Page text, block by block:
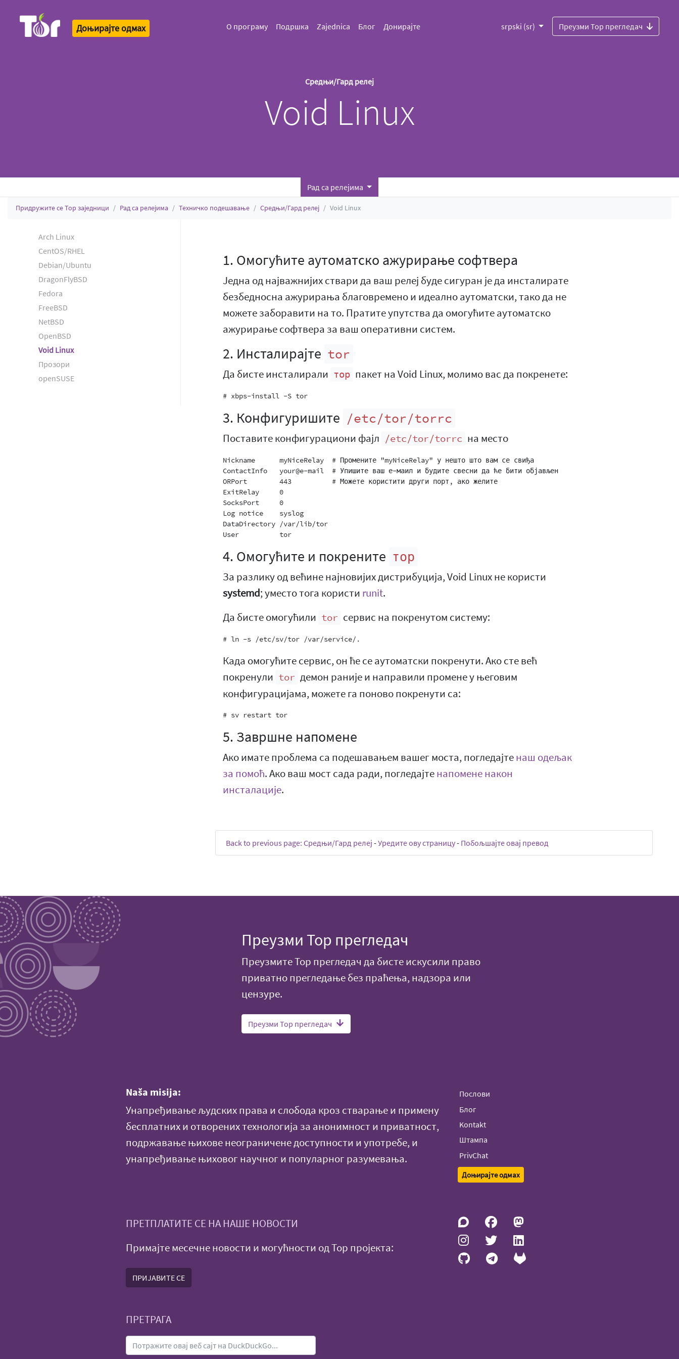
Доњирајте одмах О програму Подршка Zajednica Блог Донирајте srpski (sr) Преузми Тор прегледач
Средњи/Гард релеј
Void Linux
Рад са релејима
Придружите се Тор заједници Рад са релејима Техничко подешавање Средњи/Гард релеј Void Linux
Arch Linux
CentOS/RHEL
Debian/Ubuntu
DragonFlyBSD
Fedora
FreeBSD
NetBSD
OpenBSD
Void Linux
Прозори
openSUSE
1. Омогућите аутоматско ажурирање софтвера
Једна од најважнијих ствари да ваш релеј буде сигуран је да инсталирате
безбедносна ажурирања благовремено и идеално аутоматски, тако да не
можете заборавити на то. Пратите упутства да омогућите аутоматско
ажурирање софтвера за ваш оперативни систем.
2. Инсталирајте tor
Да бисте инсталирали тор пакет на Void Linux, молимо вас да покренете:
# xbps-install -S tor
3. Конфигуришите /etc/tor/torrc
Поставите конфигурациони фајл /etc/tor/torrc на место
Nickname      myNiceRelay  # Промените "myNiceRelay" у нешто што вам се свиђа
ContactInfo   your@e-mail  # Упишите ваш е-маил и будите свесни да ће бити објављен
ORPort        443          # Можете користити други порт, ако желите
ExitRelay     0
SocksPort     0
Log notice    syslog
DataDirectory /var/lib/tor
User          tor
4. Омогућите и покрените тор
За разлику од већине најновијих дистрибуција, Void Linux не користи
systemd; уместо тога користи runit.
Да бисте омогућили tor сервис на покренутом систему:
Када омогућите сервис, он ће се аутоматски покренути. Ако сте већ
покренули tor демон раније и направили промене у његовим
конфигурацијама, можете га поново покренути са:
# sv restart tor
5. Завршне напомене
Ако имате проблема са подешавањем вашег моста, погледајтенаш одељак
за помоћ. Ако ваш мост сада ради, погледајтенапомене након
инсталације.
Back to previous page: Средњи/Гард релеј -Уредите ову страницу- Побољшајте овај превод
Преузми Тор прегледач
Преузмите Тор прегледач да бисте искусили право
приватно прегледање без праћења, надзора или
цензуре.
Преузми Тор прегледач
Naša misija:
Унапређивање људских права и слобода кроз стварање и примену
бесплатних и отворених технологија за анонимност и приватност,
подржавање њихове неограничене доступности и употребе, и
унапређивање њиховог научног и популарног разумевања.
Послови
Блог
Kontakt
Штампа
PrivChat
Доњирајте одмах
ПРЕТПЛАТИТЕ СЕ НА НАШЕ НОВОСТИ
Примајте месечне новости и могућности од Тор пројекта:
ПРИЈАВИТЕ СЕ
ПРЕТРАГА